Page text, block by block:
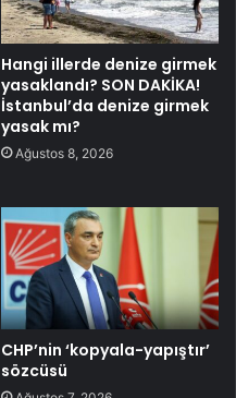
Hangi illerde denize girmek
yasaklandı? SON DAKİKA!
İstanbul’da denize girmek
yasak mı?
Ağustos 8, 2026
CHP’nin ‘kopyala-yapıştır’
sözcüsü